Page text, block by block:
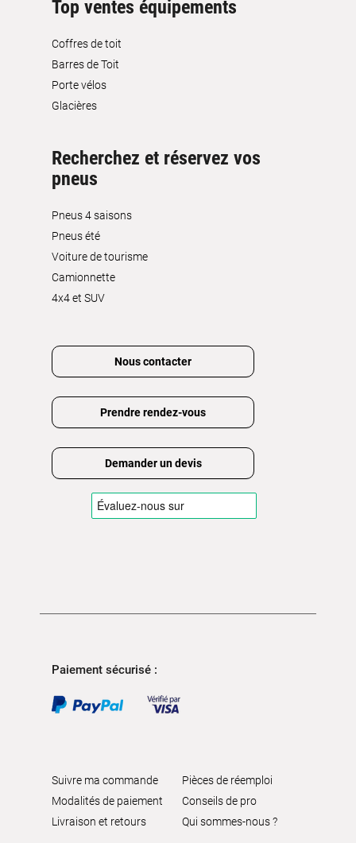
Top ventes équipements
Coffres de toit
Barres de Toit
Porte vélos
Glacières
Recherchez et réservez vos
pneus
Pneus 4 saisons
Pneus été
Voiture de tourisme
Camionnette
4x4 et SUV
Nous contacter
Prendre rendez-vous
Demander un devis
Paiement sécurisé :
Suivre ma commande
Modalités de paiement
Livraison et retours
Pièces de réemploi
Conseils de pro
Qui sommes-nous ?